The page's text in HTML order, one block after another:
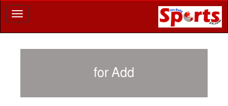
Toggle
navigation
for Add